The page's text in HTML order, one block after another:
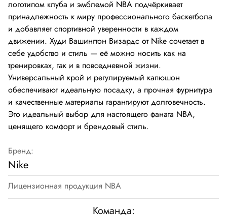
логотипом клуба и эмблемой NBA подчёркивает
принадлежность к миру профессионального баскетбола
и добавляет спортивной уверенности в каждом
движении. Худи Вашингтон Визардс от Nike сочетает в
себе удобство и стиль — её можно носить как на
тренировках, так и в повседневной жизни.
Универсальный крой и регулируемый капюшон
обеспечивают идеальную посадку, а прочная фурнитура
и качественные материалы гарантируют долговечность.
Это идеальный выбор для настоящего фаната NBA,
ценящего комфорт и брендовый стиль.
Бренд:
Nike
Лицензионная продукция NBA
Команда: